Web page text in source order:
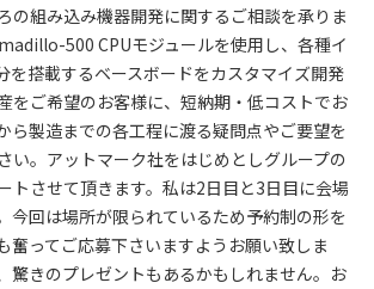
の組み込み機器開発に関するご相談を承りま
500 CPUモジュールを使用し、各種イ
を搭載するベースボードをカスタマイズ開発
をご希望のお客様に、短納期・低コストでお
ら製造までの各工程に渡る疑問点やご要望を
い。アットマーク社をはじめとしグループの
トさせて頂きます。私は2日目と3日目に会場
今回は場所が限られているため予約制の形を
奮ってご応募下さいますようお願い致しま
驚きのプレゼントもあるかもしれません。お